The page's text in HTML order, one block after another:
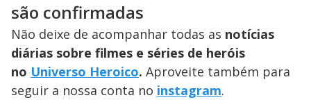
são confirmadas
Não deixe de acompanhar todas as notícias
diárias sobre filmes e séries de heróis
no Universo Heroico. Aproveite também para
seguir a nossa conta no instagram.